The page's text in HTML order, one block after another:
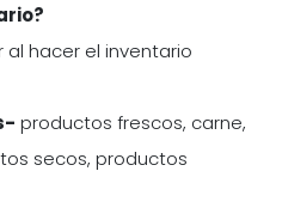
al hacer el inventario
productos frescos, carne,
secos, productos